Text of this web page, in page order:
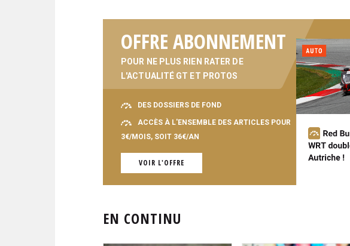
OFFRE ABONNEMENT
POUR NE PLUS RIEN RATER DE
L'ACTUALITÉ GT ET PROTOS
DES DOSSIERS DE FOND
ACCÈS À L'ENSEMBLE DES ARTICLES POUR
3€/MOIS, SOIT 36€/AN
VOIR L'OFFRE
EN CONTINU